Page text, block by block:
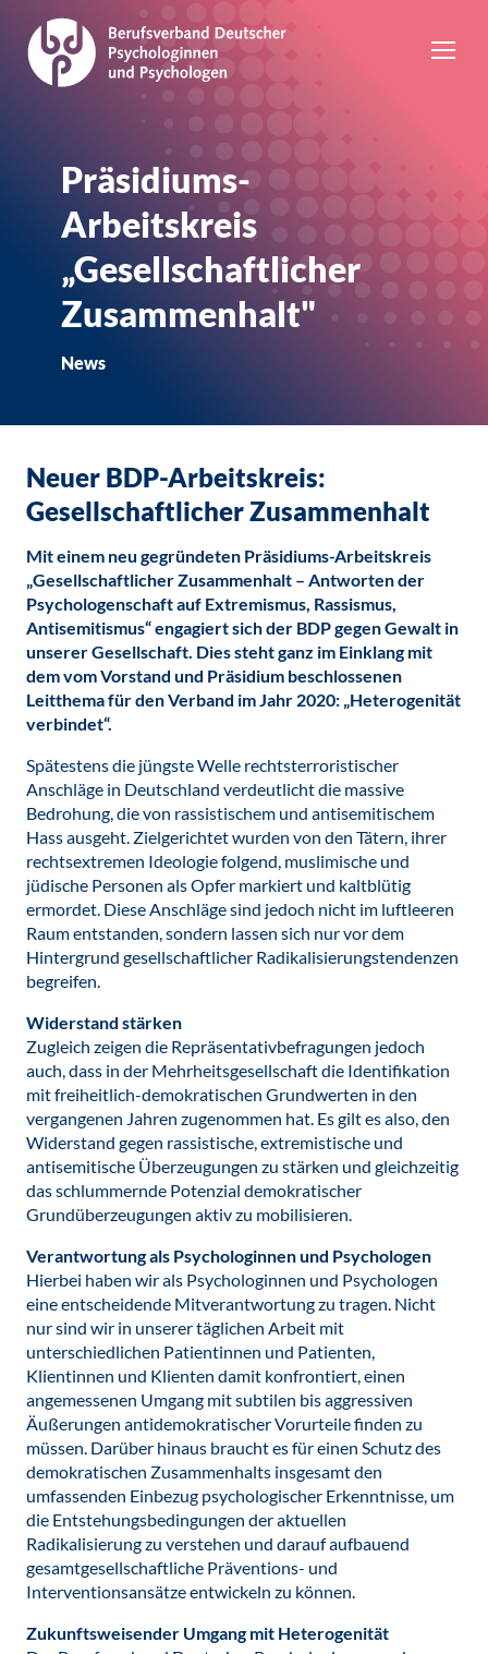
Präsidiums-
Arbeitskreis
„Gesellschaftlicher
Zusammenhalt"
News
Neuer BDP-Arbeitskreis:
Gesellschaftlicher Zusammenhalt
Mit einem neu gegründeten Präsidiums-Arbeitskreis
„Gesellschaftlicher Zusammenhalt – Antworten der
Psychologenschaft auf Extremismus, Rassismus,
Antisemitismus“ engagiert sich der BDP gegen Gewalt in
unserer Gesellschaft. Dies steht ganz im Einklang mit
dem vom Vorstand und Präsidium beschlossenen
Leitthema für den Verband im Jahr 2020: „Heterogenität
verbindet“.
Spätestens die jüngste Welle rechtsterroristischer
Anschläge in Deutschland verdeutlicht die massive
Bedrohung, die von rassistischem und antisemitischem
Hass ausgeht. Zielgerichtet wurden von den Tätern, ihrer
rechtsextremen Ideologie folgend, muslimische und
jüdische Personen als Opfer markiert und kaltblütig
ermordet. Diese Anschläge sind jedoch nicht im luftleeren
Raum entstanden, sondern lassen sich nur vor dem
Hintergrund gesellschaftlicher Radikalisierungstendenzen
begreifen.
Widerstand stärken
Zugleich zeigen die Repräsentativbefragungen jedoch
auch, dass in der Mehrheitsgesellschaft die Identifikation
mit freiheitlich-demokratischen Grundwerten in den
vergangenen Jahren zugenommen hat. Es gilt es also, den
Widerstand gegen rassistische, extremistische und
antisemitische Überzeugungen zu stärken und gleichzeitig
das schlummernde Potenzial demokratischer
Grundüberzeugungen aktiv zu mobilisieren.
Verantwortung als Psychologinnen und Psychologen
Hierbei haben wir als Psychologinnen und Psychologen
eine entscheidende Mitverantwortung zu tragen. Nicht
nur sind wir in unserer täglichen Arbeit mit
unterschiedlichen Patientinnen und Patienten,
Klientinnen und Klienten damit konfrontiert, einen
angemessenen Umgang mit subtilen bis aggressiven
Äußerungen antidemokratischer Vorurteile finden zu
müssen. Darüber hinaus braucht es für einen Schutz des
demokratischen Zusammenhalts insgesamt den
umfassenden Einbezug psychologischer Erkenntnisse, um
die Entstehungsbedingungen der aktuellen
Radikalisierung zu verstehen und darauf aufbauend
gesamtgesellschaftliche Präventions- und
Interventionsansätze entwickeln zu können.
Zukunftsweisender Umgang mit Heterogenität